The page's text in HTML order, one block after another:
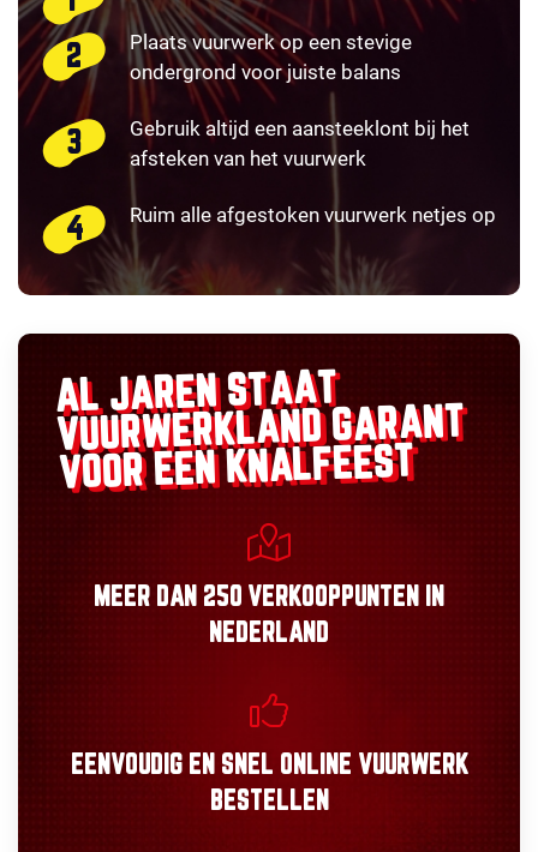
Plaats vuurwerk op een stevige
ondergrond voor juiste balans
Gebruik altijd een aansteeklont bij het
afsteken van het vuurwerk
Ruim alle afgestoken vuurwerk netjes op
AL JAREN STAAT
VUURWERKLANDGARANT
VOOR EEN KNALFEEST
MEER DAN 250 VERKOOPPUNTEN
IN
NEDERLAND
EENVOUDIGEN SNEL ONLINE VUURWERK
BESTELLEN